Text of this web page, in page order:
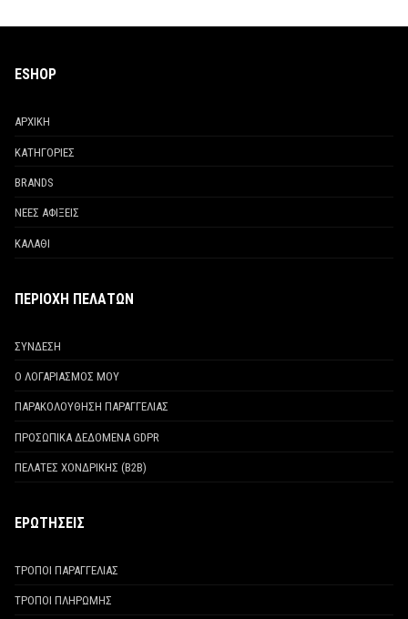
ESHOP
ΑΡΧΙΚΗ
ΚΑΤΗΓΟΡΙΕΣ
BRANDS
ΝΕΕΣ ΑΦΙΞΕΙΣ
ΚΑΛΑΘΙ
ΠΕΡΙΟΧΗ ΠΕΛΑΤΩΝ
ΣΥΝΔΕΣΗ
Ο ΛΟΓΑΡΙΑΣΜΟΣ ΜΟΥ
ΠΑΡΑΚΟΛΟΥΘΗΣΗ ΠΑΡΑΓΓΕΛΙΑΣ
ΠΡΟΣΩΠΙΚΑ ΔΕΔΟΜΕΝΑ GDPR
ΠΕΛΑΤΕΣ ΧΟΝΔΡΙΚΗΣ (Β2Β)
ΕΡΩΤΗΣΕΙΣ
ΤΡΟΠΟΙ ΠΑΡΑΓΓΕΛΙΑΣ
ΤΡΟΠΟΙ ΠΛΗΡΩΜΗΣ